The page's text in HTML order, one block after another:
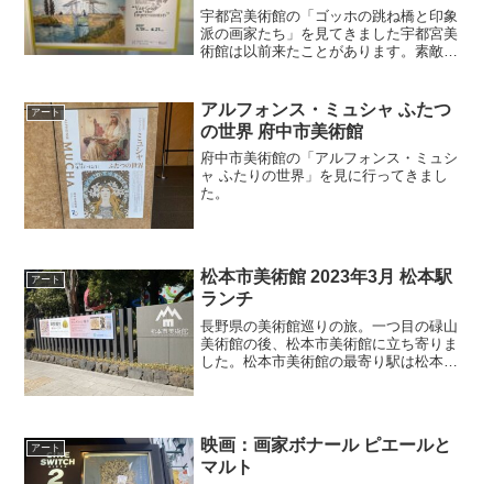
宇都宮美術館の「ゴッホの跳ね橋と印象
派の画家たち」を見てきました宇都宮美
術館は以前来たことがあります。素敵な
5月今回は印象派の企画展です。ドイツの
ヴァルラフ＝リヒ...
アート
アルフォンス・ミュシャ ふたつ
の世界 府中市美術館
府中市美術館の「アルフォンス・ミュシ
ャ ふたりの世界」を見に行ってきまし
た。
アート
松本市美術館 2023年3月 松本駅
ランチ
長野県の美術館巡りの旅。一つ目の碌山
美術館の後、松本市美術館に立ち寄りま
した。松本市美術館の最寄り駅は松本駅
生の故郷ということもあ...
アート
映画：画家ボナール ピエールと
マルト